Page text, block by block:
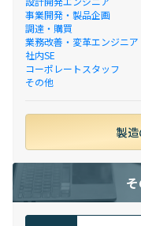
事業開発・製品企画
調達・購買
業務改善・変革エンジニア
社内SE
コーポレートスタッフ
その他
製